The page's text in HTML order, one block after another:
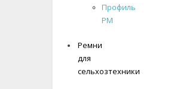
Профиль
PM
Ремни
для
сельхозтехники
Профиль
PM
Ремни
для
сельхозтехники
Ремни для стиральных
ИНФОРМАЦИЯ